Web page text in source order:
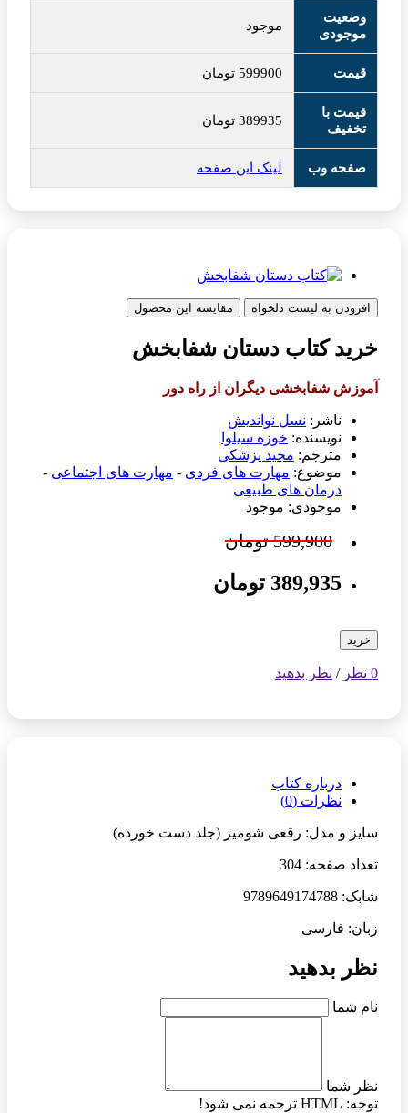
وضعیت
موجودی
موجود
قیمت 599900 تومان
قیمت با
تخفیف
389935 تومان
صفحه وب لینک این صفحه
افزودن به لیست دلخواه مقایسه این محصول
خرید کتاب دستان شفابخش
آموزش شفابخشی دیگران از راه دور
ناشر: نسل نواندیش
نویسنده: خوزه سیلوا
مترجم: مجید پزشکی
موضوع: مهارت های فردی - مهارت های اجتماعی -
درمان های طبیعی
موجودی: موجود
599,900 تومان
389,935 تومان
خرید
0 نظر / نظر بدهید
درباره کتاب
نظرات (0)
سایز و مدل: رقعی شومیز (جلد دست خورده)
تعداد صفحه: 304
شابک: 9789649174788
زبان: فارسی
نظر بدهید
نام شما
نظر شما
توجه: